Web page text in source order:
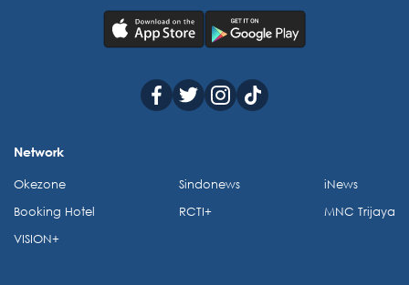
Network
Okezone
Booking Hotel
VISION+
Sindonews
RCTI+
iNews
MNC Trijaya